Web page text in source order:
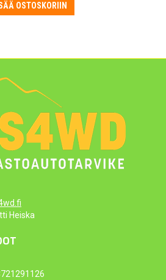
OSTOSKORIIN
Heiska